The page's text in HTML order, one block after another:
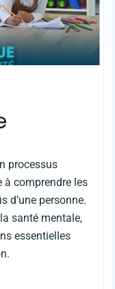
processus
à comprendre les
d’une personne.
santé mentale,
essentielles